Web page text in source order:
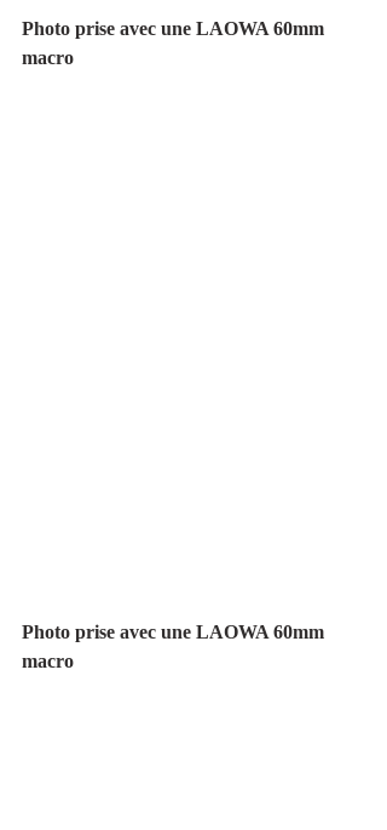
Photo prise avec une LAOWA 60mm
macro
Photo prise avec une LAOWA 60mm
macro